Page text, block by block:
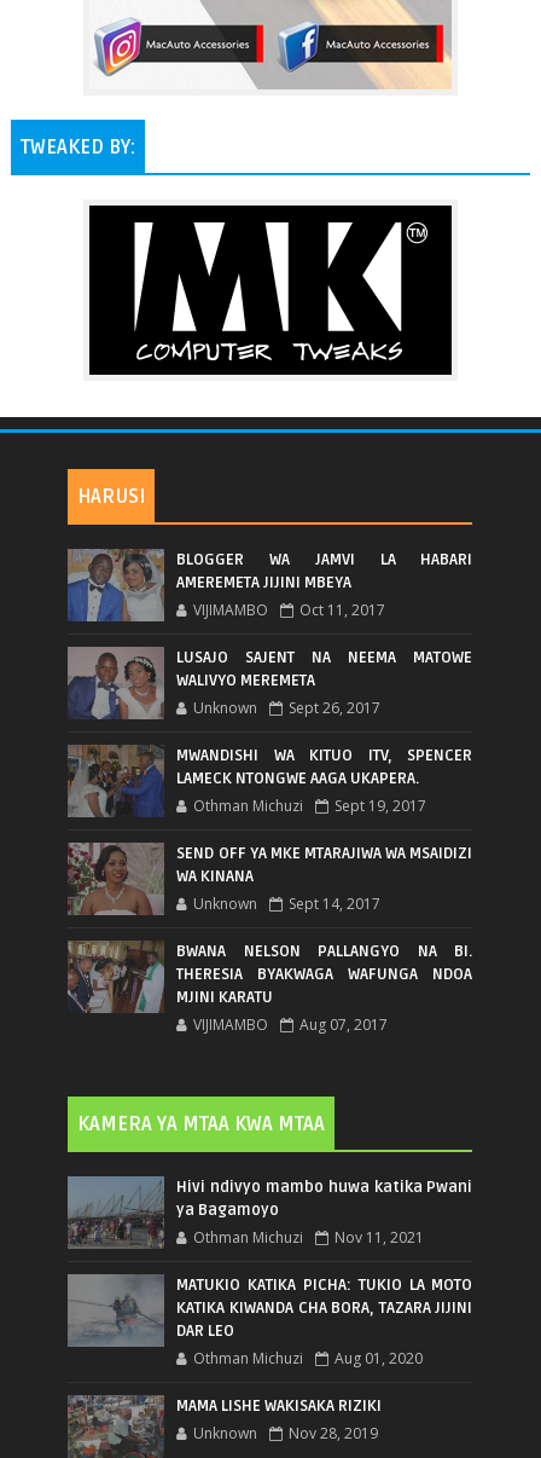
TWEAKED BY:
HARUSI
BLOGGER WA JAMVI LA HABARI
AMEREMETA JIJINI MBEYA
VIJIMAMBO Oct 11, 2017
LUSAJO SAJENT NA NEEMA MATOWE
WALIVYO MEREMETA
Unknown Sept 26, 2017
MWANDISHI WA KITUO ITV, SPENCER
LAMECK NTONGWE AAGA UKAPERA.
Othman Michuzi Sept 19, 2017
SEND OFF YA MKE MTARAJIWA WA MSAIDIZI
WA KINANA
Unknown Sept 14, 2017
BWANA NELSON PALLANGYO NA BI.
THERESIA BYAKWAGA WAFUNGA NDOA
MJINI KARATU
VIJIMAMBO Aug 07, 2017
KAMERA YA MTAA KWA MTAA
Hivi ndivyo mambo huwa katika Pwani
ya Bagamoyo
Othman Michuzi Nov 11, 2021
MATUKIO KATIKA PICHA: TUKIO LA MOTO
KATIKA KIWANDA CHA BORA, TAZARA JIJINI
DAR LEO
Othman Michuzi Aug 01, 2020
MAMA LISHE WAKISAKA RIZIKI
Unknown Nov 28, 2019